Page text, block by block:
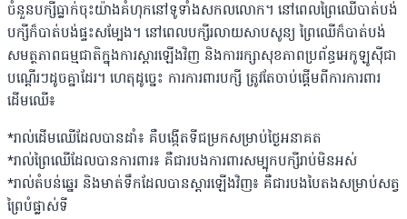
ចំនួនបក្សីធ្លាក់ចុះយ៉ាងគំហុកនៅទូទាំងសកលលោក។ នៅពេលព្រៃឈើបាត់បង់
បក្សីក៏បាត់បង់ផ្ទះសម្បែង។ នៅពេលបក្សីរលាយសាបសូន្យ ព្រៃឈើក៏បាត់បង់
សមត្ថភាពធម្មជាតិក្នុងការស្តារឡើងវិញ និងការរក្សាសុខភាពប្រព័ន្ធអេកូឡូស៊ីជា
បណ្តើរៗដូចគ្នាដែរ។ ហេតុដូច្នេះ ការការពារបក្សី ត្រូវតែចាប់ផ្តើមពីការការពារ
ដើមឈើ៖
*រាល់ដើមឈើដែលបានដាំ៖ គឺបង្កើតទីជម្រកសម្រាប់ថ្ងៃអនាគត
*រាល់ព្រៃឈើដែលបានការពារ៖ គឺជារបងការពារសម្បុកបក្សីរាប់មិនអស់
*រាល់តំបន់ឆ្នេរ និងមាត់ទឹកដែលបានស្តារឡើងវិញ៖ គឺជារបងបៃតងសម្រាប់សត្វ
ព្រៃបំផ្លាស់ទី